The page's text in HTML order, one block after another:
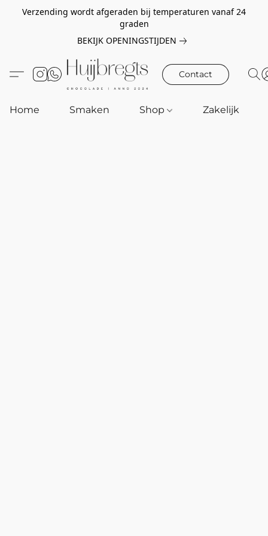
Verzending wordt afgeraden bij temperaturen vanaf 24
graden
BEKIJK OPENINGSTIJDEN
Contact
Home Smaken Shop Zakelijk